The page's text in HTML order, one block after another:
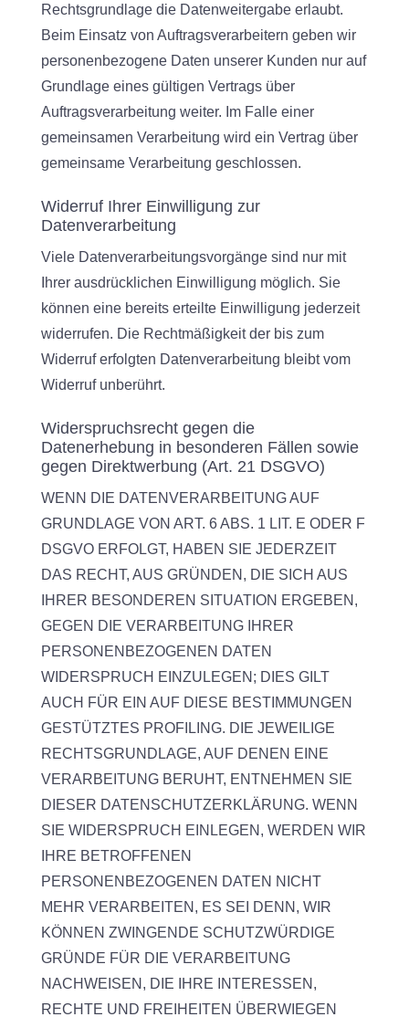
Rechtsgrundlage die Datenweitergabe erlaubt.
Beim Einsatz von Auftragsverarbeitern geben wir
personenbezogene Daten unserer Kunden nur auf
Grundlage eines gültigen Vertrags über
Auftragsverarbeitung weiter. Im Falle einer
gemeinsamen Verarbeitung wird ein Vertrag über
gemeinsame Verarbeitung geschlossen.
Widerruf Ihrer Einwilligung zur
Datenverarbeitung
Viele Datenverarbeitungsvorgänge sind nur mit
Ihrer ausdrücklichen Einwilligung möglich. Sie
können eine bereits erteilte Einwilligung jederzeit
widerrufen. Die Rechtmäßigkeit der bis zum
Widerruf erfolgten Datenverarbeitung bleibt vom
Widerruf unberührt.
Widerspruchsrecht gegen die
Datenerhebung in besonderen Fällen sowie
gegen Direktwerbung (Art. 21 DSGVO)
WENN DIE DATENVERARBEITUNG AUF
GRUNDLAGE VON ART. 6 ABS. 1 LIT. E ODER F
DSGVO ERFOLGT, HABEN SIE JEDERZEIT
DAS RECHT, AUS GRÜNDEN, DIE SICH AUS
IHRER BESONDEREN SITUATION ERGEBEN,
GEGEN DIE VERARBEITUNG IHRER
PERSONENBEZOGENEN DATEN
WIDERSPRUCH EINZULEGEN; DIES GILT
AUCH FÜR EIN AUF DIESE BESTIMMUNGEN
GESTÜTZTES PROFILING. DIE JEWEILIGE
RECHTSGRUNDLAGE, AUF DENEN EINE
VERARBEITUNG BERUHT, ENTNEHMEN SIE
DIESER DATENSCHUTZERKLÄRUNG. WENN
SIE WIDERSPRUCH EINLEGEN, WERDEN WIR
IHRE BETROFFENEN
PERSONENBEZOGENEN DATEN NICHT
MEHR VERARBEITEN, ES SEI DENN, WIR
KÖNNEN ZWINGENDE SCHUTZWÜRDIGE
GRÜNDE FÜR DIE VERARBEITUNG
NACHWEISEN, DIE IHRE INTERESSEN,
RECHTE UND FREIHEITEN ÜBERWIEGEN